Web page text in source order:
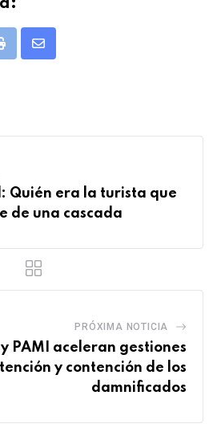
Share
Quién era la turista que
de una cascada
PRÓXIMA NOTICIA
PAMI aceleran gestiones
y contención de los
damnificados